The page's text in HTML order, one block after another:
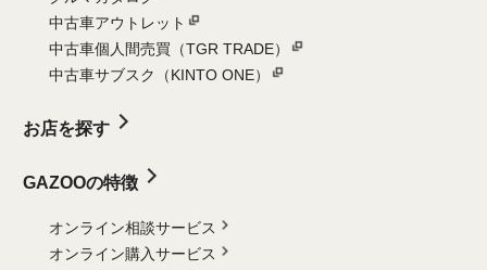
中古車アウトレット
中古車個人間売買（TGR TRADE）
中古車サブスク（KINTO ONE）
お店を探す
GAZOOの特徴
オンライン相談サービス
オンライン購入サービス